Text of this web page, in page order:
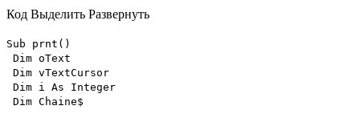
Код Выделить Развернуть
Sub prnt()
Dim oText
Dim vTextCursor
Dim i As Integer
Dim Chaine$